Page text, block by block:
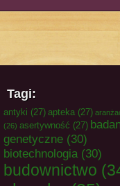
Tagi:
antyki (27) apteka (27)
(26) asertywność (27)
genetyczne (30)
biotechnologia(30)
budownictwo